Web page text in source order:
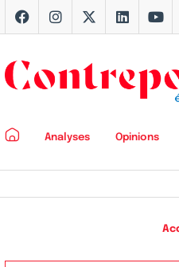
Analyses Opinions